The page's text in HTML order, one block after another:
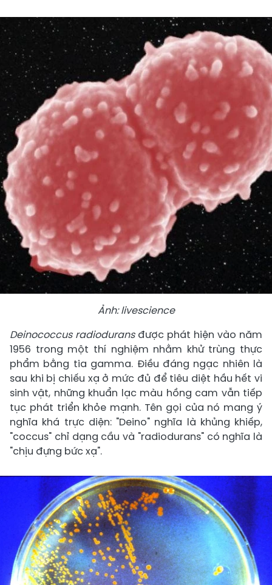
Ảnh: livescience
Deinococcus radioduransđược phát hiện vào năm
1956 trong một thí nghiệm nhằm khử trùng thực
phẩm bằng tia gamma. Điều đáng ngạc nhiên là
sau khi bị chiếu xạ ở mức đủ để tiêu diệt hầu hết vi
sinh vật, những khuẩn lạc màu hồng cam vẫn tiếp
tục phát triển khỏe mạnh. Tên gọi của nó mang ý
nghĩa khá trực diện: "Deino" nghĩa là khủng khiếp,
"coccus" chỉ dạng cầu và "radiodurans" có nghĩa là
"chịu đựng bức xạ".